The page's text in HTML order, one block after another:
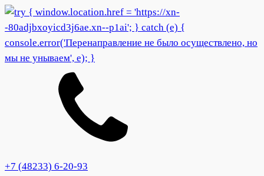
+7 (48233) 6-20-93